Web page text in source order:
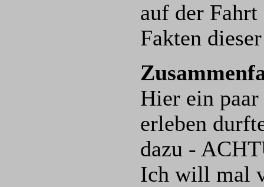
auf der
Fakten
Hier ein
erleben
dazu -
Ich will mal